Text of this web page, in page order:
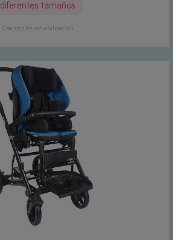
diferentes tamaños
Carritos de rehabilitación